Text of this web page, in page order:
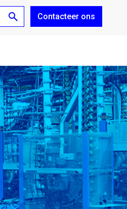
Contacteer ons